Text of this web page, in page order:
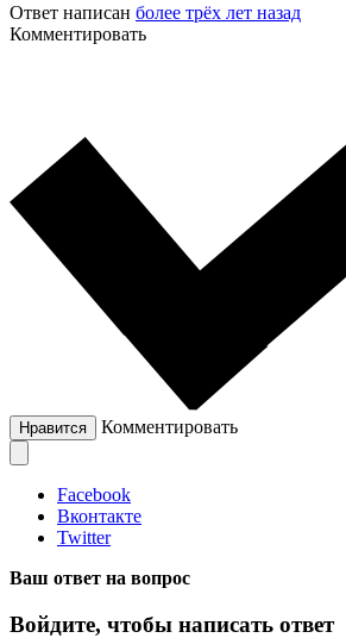
Ответ написан более трёх лет назад
Комментировать
Нравится Комментировать
Facebook
Вконтакте
Twitter
Ваш ответ на вопрос
Войдите, чтобы написать ответ